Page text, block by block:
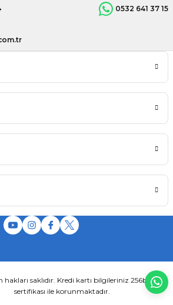
0532 641 37 15
saklıdır. Kredi kartı bilgileriniz 256bit SSL
sertifikası ile korunmaktadır.